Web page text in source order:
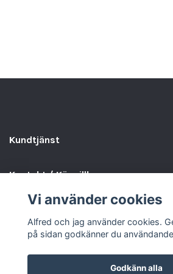
Kundtjänst
Kontakt / Köpvillkor
Vi använder cookies
Alfred och jag använder cookies.
på sidan godkänner du
Godkänn alla